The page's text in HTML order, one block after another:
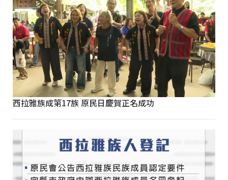
西拉雅族成第17族 原民日慶賀正名成功